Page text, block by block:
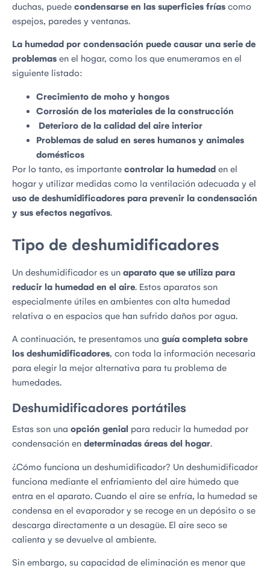
duchas, puede condensarse en las superficies frías como
espejos, paredes y ventanas.
La humedad por condensación puede causar una serie de
problemas en el hogar, como los que enumeramos en el
siguiente listado:
Crecimiento de moho y hongos
Corrosión de los materiales de la construcción
Deterioro de la calidad del aire interior
Problemas de salud en seres humanos y animales
domésticos
Por lo tanto, es importante controlar la humedad en el
hogar y utilizar medidas como la ventilación adecuada y el
uso de deshumidificadores para prevenir la condensación
y sus efectos negativos.
Tipo de deshumidificadores
Un deshumidificador es un aparato que se utiliza para
reducir la humedad en el aire. Estos aparatos son
especialmente útiles en ambientes con alta humedad
relativa o en espacios que han sufrido daños por agua.
A continuación, te presentamos una guía completa sobre
los deshumidificadores, con toda la información necesaria
para elegir la mejor alternativa para tu problema de
humedades.
Deshumidificadores portátiles
Estas son una opción genial para reducir la humedad por
condensación en determinadas áreas del hogar.
¿Cómo funciona un deshumidificador? Un deshumidificador
funciona mediante el enfriamiento del aire húmedo que
entra en el aparato. Cuando el aire se enfría, la humedad se
condensa en el evaporador y se recoge en un depósito o se
descarga directamente a un desagüe. El aire seco se
calienta y se devuelve al ambiente.
Sin embargo, su capacidad de eliminación es menor que